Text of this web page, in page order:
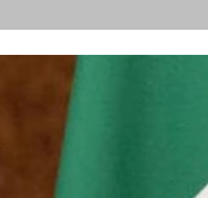
Armene